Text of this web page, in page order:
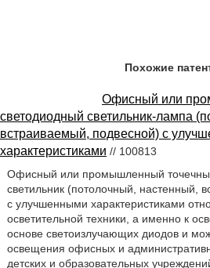
Похожие
Офисный или
светодиодный светильник-лампа
встраиваемый, подвесной) с
характеристиками // 100813
Офисный или промышленный
светильник (потолочный, настенный,
с улучшенными характеристиками
осветительной техники, а именно к
основе светоизлучающих диодов и
освещения офисных и
детских и образовательных